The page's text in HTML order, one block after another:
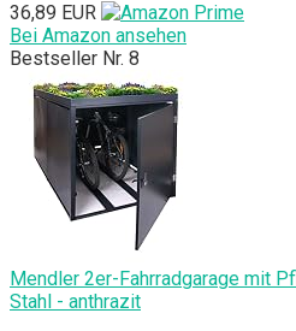
36,89 EUR
Bei Amazon ansehen
Bestseller Nr. 8
Mendler 2er-Fahrradgarage mit
Stahl - anthrazit